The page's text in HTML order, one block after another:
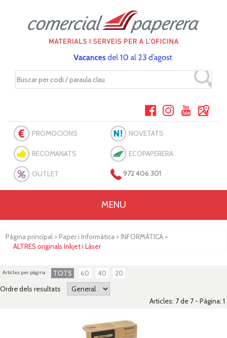
PROMOCIONS NOVETATS
RECOMANATS ECOPAPERERA
OUTLET 972 406 301
MENU
Pàgina principal > Paper i Informàtica > INFORMÀTICA >
ALTRES originals Inkjet i Làser
Articles per pàgina TOTS 60 40 20
Ordre dels resultats
Articles: 7 de 7 - Pàgina: 1